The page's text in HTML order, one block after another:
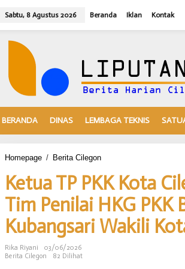
Sabtu, 8 Agustus 2026 Beranda Iklan Kontak
BERANDA DINAS LEMBAGA TEKNIS
Homepage / Berita Cilegon
t
u
a
T
P
P
Ketua TP PKK Kota
Tim Penilai HKG PKK
Kubangsari Wakili
Rika Riyani
03/06/2026
Berita Cilegon
82 Dilihat